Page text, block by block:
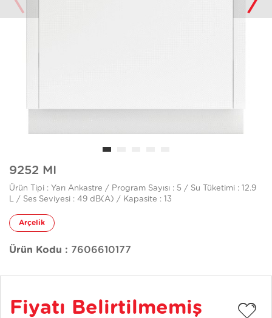
9252 MI
Ürün Tipi : Yarı Ankastre / Program Sayısı : 5 / Su Tüketimi : 12.9
L / Ses Seviyesi : 49 dB(A) / Kapasite : 13
Arçelik
Ürün Kodu : 7606610177
Fiyatı Belirtilmemiş